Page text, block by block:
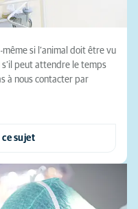
même si l’animal doit être vu
peut attendre le temps
à nous contacter par
ce sujet